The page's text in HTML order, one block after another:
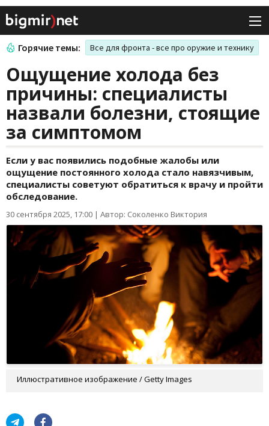
Горячие темы: Все для фронта - все про оружие и технику
Ощущение холода без
причины: специалисты
назвали болезни, стоящие
за симптомом
Если у вас появились подобные жалобы или
ощущение постоянного холода стало навязчивым,
специалисты советуют обратиться к врачу и пройти
обследование.
30 сентября 2025, 17:00 | Автор: Соколенко Виктория
Иллюстративное изображение / Getty Images